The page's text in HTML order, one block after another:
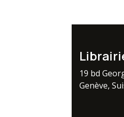
19 bd
Genève,